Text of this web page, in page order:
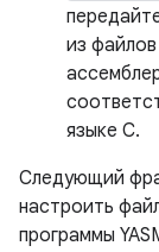
из файлов
языке C.
Следующий
настроить
программы